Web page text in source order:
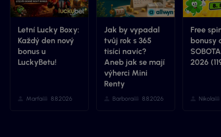
Letní Lucky Boxy:
Každý den nový
bonus u
LuckyBetu!
Marťa 8.8.2026
Jak by vypadal
tvůj rok s 365
tisíci navíc?
Aneb jak se mají
výherci Mini
Renty
Barbora 8.8.2026
Free
bonusy
2026
Nikola